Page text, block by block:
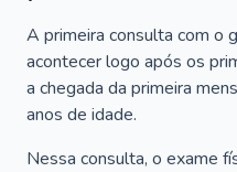
A primeira consulta com o
acontecer logo após os
a chegada da primeira
anos de idade.
Nessa consulta, o exame